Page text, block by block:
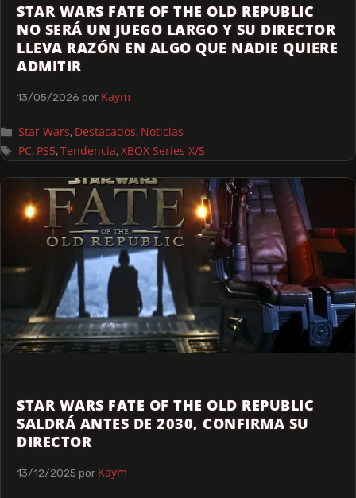
STAR WARS FATE OF THE OLD REPUBLIC
NO SERÁ UN JUEGO LARGO Y SU DIRECTOR
LLEVA RAZÓN EN ALGO QUE NADIE QUIERE
ADMITIR
13/05/2026 por Kaym
Star Wars, Destacados, Noticias
PC, PS5,Tendencia,XBOX Series X/S
STAR WARS FATE OF THE OLD REPUBLIC
SALDRÁ ANTES DE 2030, CONFIRMA SU
DIRECTOR
13/12/2025 por Kaym